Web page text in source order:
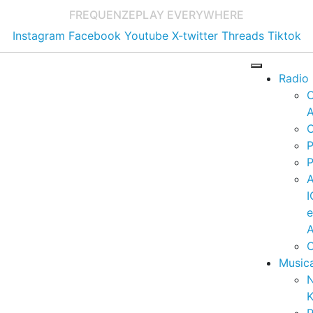
FREQUENZEPLAY EVERYWHERE
Instagram Facebook Youtube X-twitter Threads Tiktok
Radio
e